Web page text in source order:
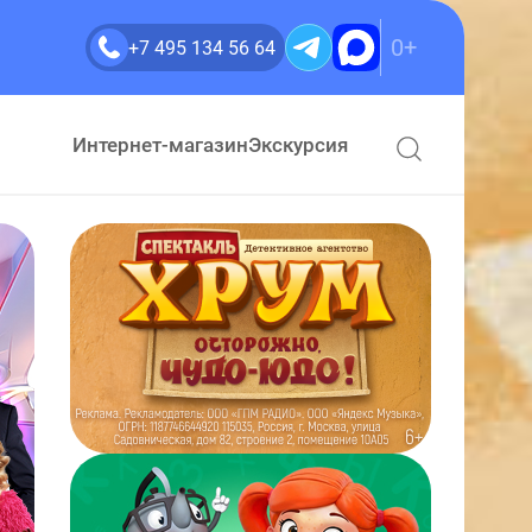
+7 495 134 56 64 0+
Интернет-магазинЭкскурсия